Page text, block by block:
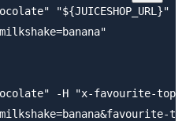
"${JUICESHOP_URL}"
-H "x-favourite-